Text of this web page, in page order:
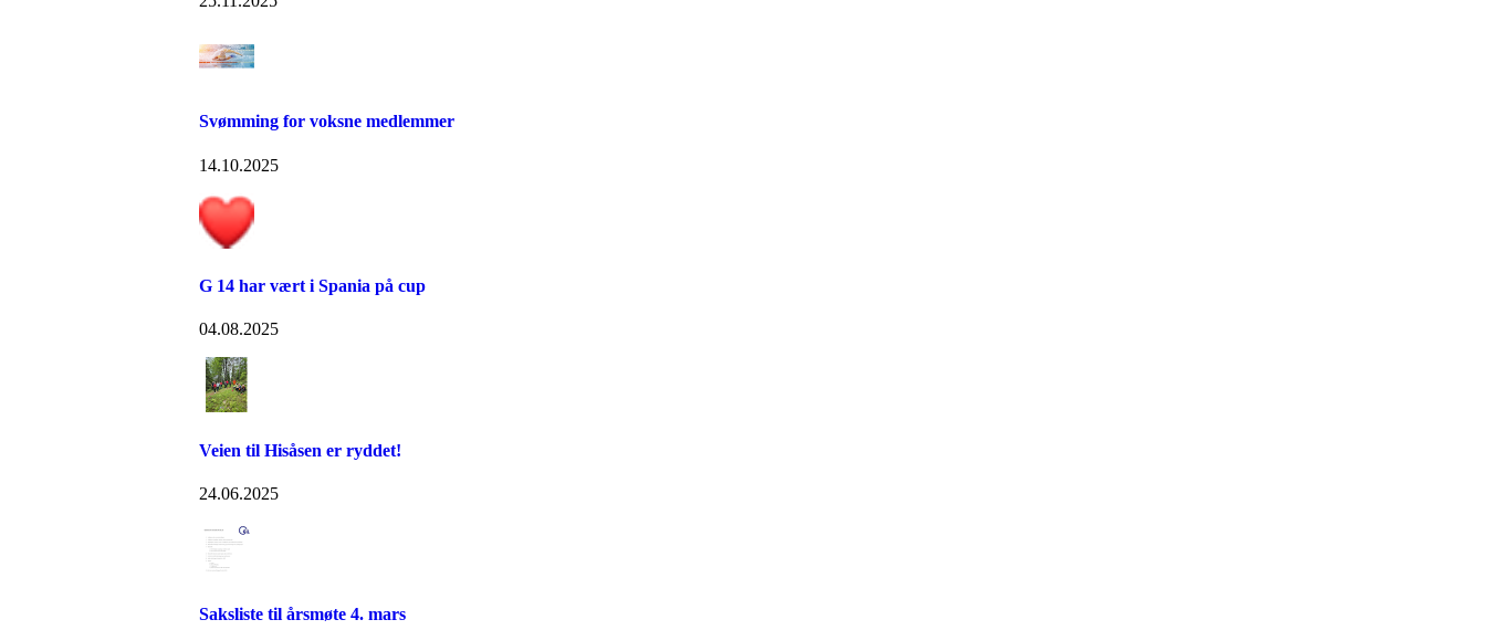
Svømming for voksne medlemmer
14.10.2025
G 14 har vært i Spania på cup
04.08.2025
Veien til Hisåsen er ryddet!
24.06.2025
Saksliste til årsmøte 4. mars